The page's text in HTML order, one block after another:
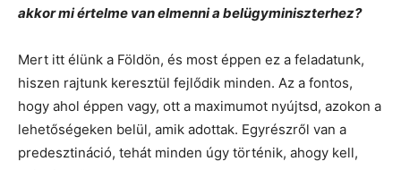
akkor mi értelme van elmenni a belügyminiszterhez?
Mert itt élünk a Földön, és most éppen ez a feladatunk,
hiszen rajtunk keresztül fejlődik minden. Az a fontos,
hogy ahol éppen vagy, ott a maximumot nyújtsd, azokon a
lehetőségeken belül, amik adottak. Egyrészről van a
predesztináció, tehát minden úgy történik, ahogy kell,